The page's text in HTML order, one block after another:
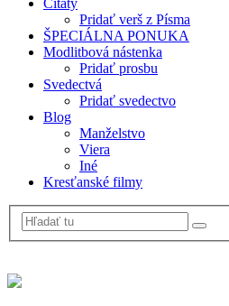
Citáty
Pridať verš z Písma
ŠPECIÁLNA PONUKA
Modlitbová nástenka
Pridať prosbu
Svedectvá
Pridať svedectvo
Blog
Manželstvo
Viera
Iné
Kresťanské filmy